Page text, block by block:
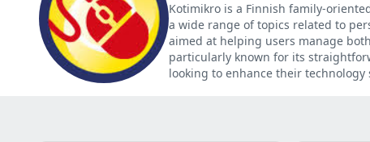
Kotimikro is a Finnish family-
a wide range of topics related to
aimed at helping users manage
particularly known for its
looking to enhance their technology